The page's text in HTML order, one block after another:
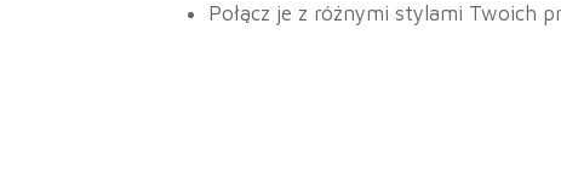
Połącz je z różnymi stylami Twoich